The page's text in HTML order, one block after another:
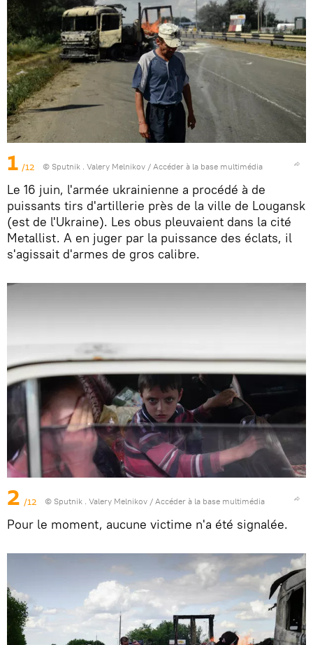
1 /12 © Sputnik . Valery Melnikov / Accéder à la base multimédia
Le 16 juin, l'armée ukrainienne a procédé à de
puissants tirs d'artillerie près de la ville de Lougansk
(est de l'Ukraine). Les obus pleuvaient dans la cité
Metallist. A en juger par la puissance des éclats, il
s'agissait d'armes de gros calibre.
2 /12 © Sputnik . Valery Melnikov / Accéder à la base multimédia
Pour le moment, aucune victime n'a été signalée.